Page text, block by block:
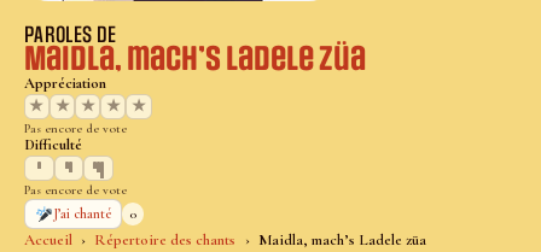
Accueil Répertoire des chants Maidla, mach’s Ladele züa
PAROLES DE
Maidla, mach’s Ladele züa
Appréciation
★
★ ★ ★ ★
Pas encore de vote
Difficulté
Pas encore de vote
J’ai chanté
0